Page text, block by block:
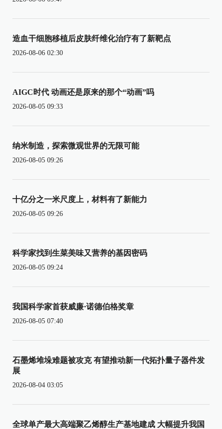
造血干细胞移植后皮肤纤维化治疗有了新靶点
2026-08-06 02:30
AIGC时代 动画还是原来的那个“动画”吗
2026-08-05 09:33
纳米制造，探索微观世界的无限可能
2026-08-05 09:26
十亿分之一米尺度上，材料有了新能力
2026-08-05 09:26
科学家找到生菜美味又营养的基因密码
2026-08-05 09:24
我国科学家首获威廉·诺德伯格奖章
2026-08-05 07:40
石墨烯堆垛难题被攻克 有望推动新一代拓扑量子器件发
展
2026-08-04 03:05
全球单产最大高端聚乙烯醇生产基地建成 大幅提升我国